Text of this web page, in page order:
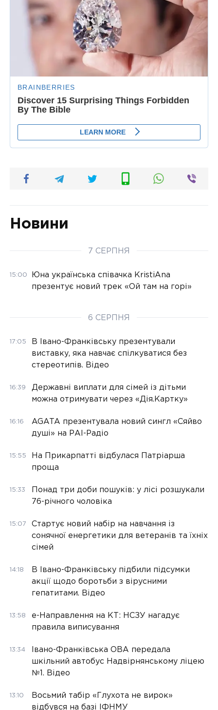
Новини
7 СЕРПНЯ
15:00
Юна українська співачка KristiAna
презентує новий трек «Ой там на горі»
6 СЕРПНЯ
17:05
В Івано-Франківську презентували
виставку, яка навчає спілкуватися без
стереотипів. Відео
16:39
Державні виплати для сімей із дітьми
можна отримувати через «Дія.Картку»
16:16
AGATA презентувала новий сингл «Сяйво
душі» на РАІ-Радіо
15:55
На Прикарпатті відбулася Патріарша
проща
15:33
Понад три доби пошуків: у лісі розшукали
76-річного чоловіка
15:07
Стартує новий набір на навчання із
сонячної енергетики для ветеранів та їхніх
сімей
14:18
В Івано-Франківську підбили підсумки
акції щодо боротьби з вірусними
гепатитами. Відео
13:58
е-Направлення на КТ: НСЗУ нагадує
правила виписування
13:34
Івано-Франківська ОВА передала
шкільний автобус Надвірнянському ліцею
№1. Відео
13:10
Восьмий табір «Глухота не вирок»
відбувся на базі ІФНМУ